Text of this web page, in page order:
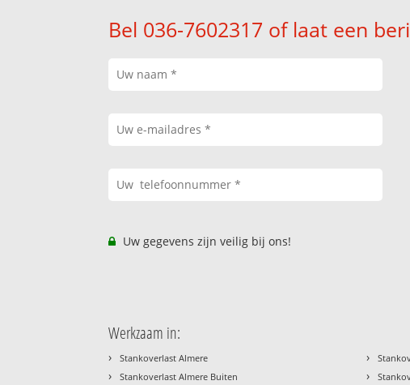
Bel 036-7602317 of laat een
Uw gegevens zijn veilig bij ons!
Werkzaam in:
› Stankoverlast Almere
› Stankoverlast Almere Buiten
›
›